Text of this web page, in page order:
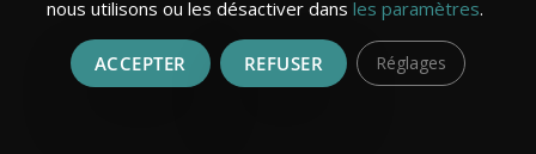
Bois Design Construction ©2026 | Tous droits réservés.
nous utilisons ou les désactiver dans les paramètres.
ACCEPTER REFUSER Réglages